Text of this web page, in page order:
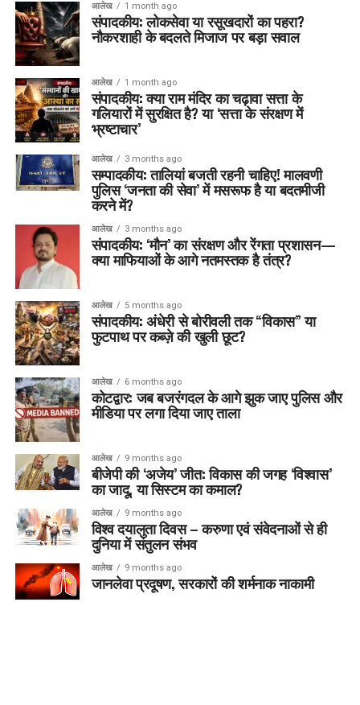
आलेख 1 month ago
संपादकीय: लोकसेवा या रसूखदारों का पहरा?
नौकरशाही के बदलते मिजाज पर बड़ा सवाल
आलेख 1 month ago
संपादकीय: क्या राम मंदिर का चढ़ावा सत्ता के
गलियारों में सुरक्षित है? या ‘सत्ता के संरक्षण में
भ्रष्टाचार’
आलेख 3 months ago
सम्पादकीय: तालियां बजती रहनी चाहिए! मालवणी
पुलिस ‘जनता की सेवा’ में मसरूफ है या बदतमीजी
करने में?
आलेख 3 months ago
संपादकीय: ‘मौन’ का संरक्षण और रेंगता प्रशासन—
क्या माफियाओं के आगे नतमस्तक है तंत्र?
आलेख 5 months ago
संपादकीय: अंधेरी से बोरीवली तक “विकास” या
फुटपाथ पर कब्ज़े की खुली छूट?
आलेख 6 months ago
कोटद्वार: जब बजरंगदल के आगे झुक जाए पुलिस और
मीडिया पर लगा दिया जाए ताला
आलेख 9 months ago
बीजेपी की ‘अजेय’ जीत: विकास की जगह ‘विश्वास’
का जादू, या सिस्टम का कमाल?
आलेख 9 months ago
विश्व दयालुता दिवस – करुणा एवं संवेदनाओं से ही
दुनिया में संतुलन संभव
आलेख 9 months ago
जानलेवा प्रदूषण, सरकारों की शर्मनाक नाकामी